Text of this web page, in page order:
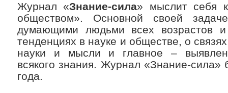
Журнал «Знание-сила» мыслит себя
обществом». Основной своей
думающими людьми всех возрастов
тенденциях в науке и обществе, о
науки и мысли и главное –
всякого знания. Журнал «Знание-
года.